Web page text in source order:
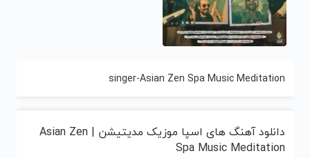
singer-Asian Zen Spa Music Meditation
دانلود آهنگ های اسپا موزیک مدیتیشن | Asian Zen
Spa Music Meditation